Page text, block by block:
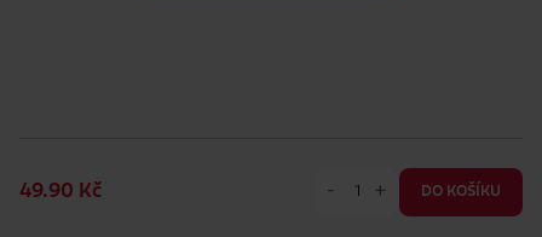
49.90 Kč - + DO KOŠÍKU